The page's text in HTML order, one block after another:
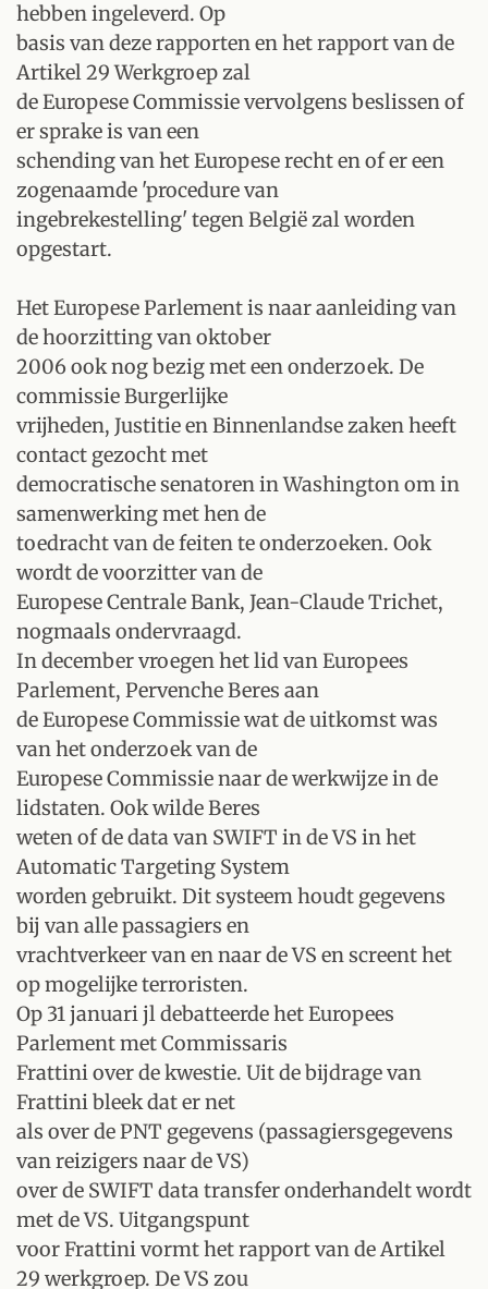
hebben ingeleverd. Op
basis van deze rapporten en het rapport van de
Artikel 29 Werkgroep zal
de Europese Commissie vervolgens beslissen of
er sprake is van een
schending van het Europese recht en of er een
zogenaamde 'procedure van
ingebrekestelling' tegen België zal worden
opgestart.
Het Europese Parlement is naar aanleiding van
de hoorzitting van oktober
2006 ook nog bezig met een onderzoek. De
commissie Burgerlijke
vrijheden, Justitie en Binnenlandse zaken heeft
contact gezocht met
democratische senatoren in Washington om in
samenwerking met hen de
toedracht van de feiten te onderzoeken. Ook
wordt de voorzitter van de
Europese Centrale Bank, Jean-Claude Trichet,
nogmaals ondervraagd.
In december vroegen het lid van Europees
Parlement, Pervenche Beres aan
de Europese Commissie wat de uitkomst was
van het onderzoek van de
Europese Commissie naar de werkwijze in de
lidstaten. Ook wilde Beres
weten of de data van SWIFT in de VS in het
Automatic Targeting System
worden gebruikt. Dit systeem houdt gegevens
bij van alle passagiers en
vrachtverkeer van en naar de VS en screent het
op mogelijke terroristen.
Op 31 januari jl debatteerde het Europees
Parlement met Commissaris
Frattini over de kwestie. Uit de bijdrage van
Frattini bleek dat er net
als over de PNT gegevens (passagiersgegevens
van reizigers naar de VS)
over de SWIFT data transfer onderhandelt wordt
met de VS. Uitgangspunt
voor Frattini vormt het rapport van de Artikel
29 werkgroep. De VS zou